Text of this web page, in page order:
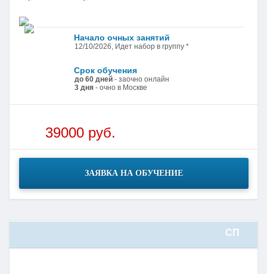
Начало очных занятий
12/10/2026, Идет набор в группу *
Срок обучения
до 60 дней - заочно онлайн
3 дня - очно в Москве
39000 руб.
ЗАЯВКА НА ОБУЧЕНИЕ
СП